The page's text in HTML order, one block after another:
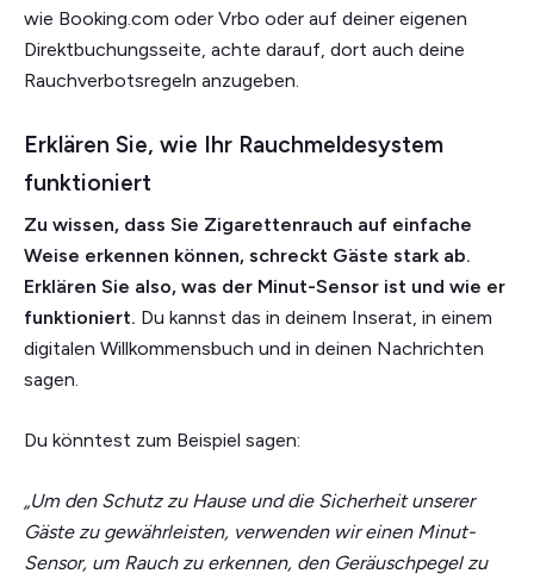
wie Booking.com oder Vrbo oder auf deiner eigenen
Direktbuchungsseite, achte darauf, dort auch deine
Rauchverbotsregeln anzugeben.
Erklären Sie, wie Ihr Rauchmeldesystem
funktioniert
Zu wissen, dass Sie Zigarettenrauch auf einfache
Weise erkennen können, schreckt Gäste stark ab.
Erklären Sie also, was der Minut-Sensor ist und wie er
funktioniert. Du kannst das in deinem Inserat, in einem
digitalen Willkommensbuch und in deinen Nachrichten
sagen.
Du könntest zum Beispiel sagen:
„Um den Schutz zu Hause und die Sicherheit unserer
Gäste zu gewährleisten, verwenden wir einen Minut-
Sensor, um Rauch zu erkennen, den Geräuschpegel zu